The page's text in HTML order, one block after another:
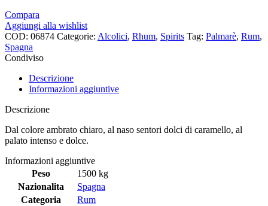
Compara
Aggiungi alla wishlist
COD: 06874 Categorie: Alcolici, Rhum, Spirits Tag: Palmarè, Rum,
Spagna
Condiviso
Descrizione
Informazioni aggiuntive
Descrizione
Dal colore ambrato chiaro, al naso sentori dolci di caramello, al
palato intenso e dolce.
Informazioni aggiuntive
Peso
1500 kg
Nazionalita
Spagna
Categoria
Rum